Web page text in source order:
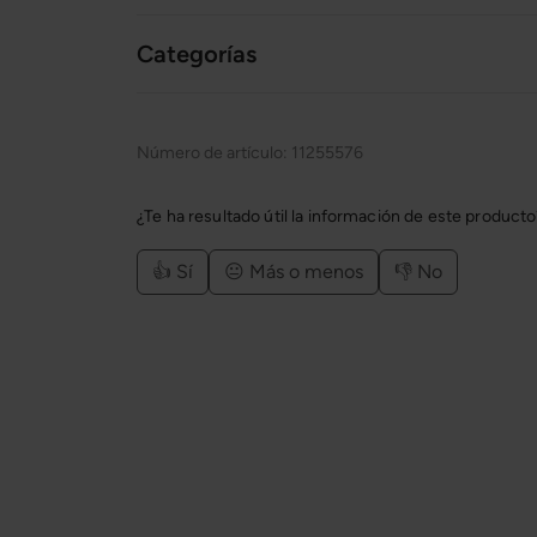
Categorías
Número de artículo: 11255576
¿Te ha resultado útil la información de este
👍 Sí 😐 Más o menos 👎 No